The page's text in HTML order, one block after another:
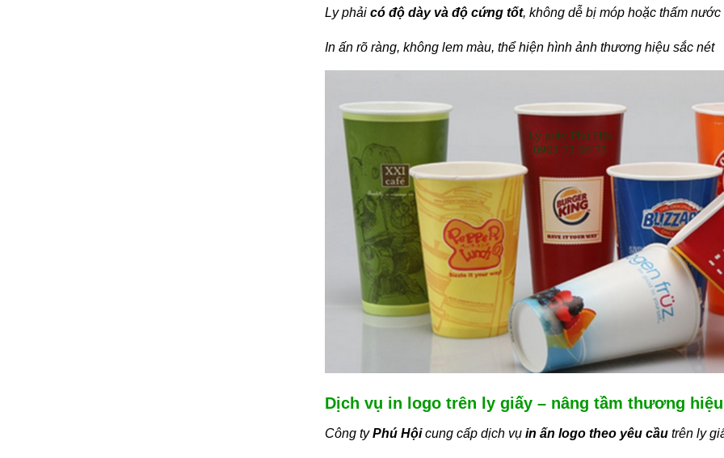
Ly phải có độ dày và độ cứng tốt, không dễ bị móp hoặc thấm nước
In ấn rõ ràng, không lem màu, thể hiện hình ảnh thương hiệu sắc nét
Dịch vụ in logo trên ly giấy – nâng tầm thương hiệu
Công tyPhú Hộicung cấp dịch vụ in ấn logo theo yêu cầu trên ly